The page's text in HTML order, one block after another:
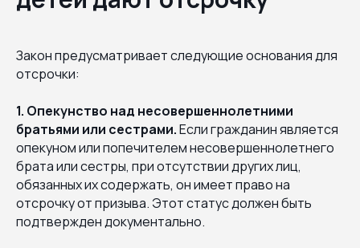
Закон предусматривает следующие основания для
отсрочки:
1. Опекунство над несовершеннолетними
братьями или сестрами.Если гражданин является
опекуном или попечителем несовершеннолетнего
брата или сестры, при отсутствии других лиц,
обязанных их содержать, он имеет право на
отсрочку от призыва. Этот статус должен быть
подтвержден документально.